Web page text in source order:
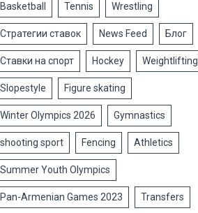
Basketball Tennis Wrestling
Стратегии ставок News Feed Блог
Ставки на спорт Hockey Weightlifting
Slopestyle Figure skating
Winter Olympics 2026 Gymnastics
shooting sport Fencing Athletics
Summer Youth Olympics
Pan-Armenian Games 2023 Transfers